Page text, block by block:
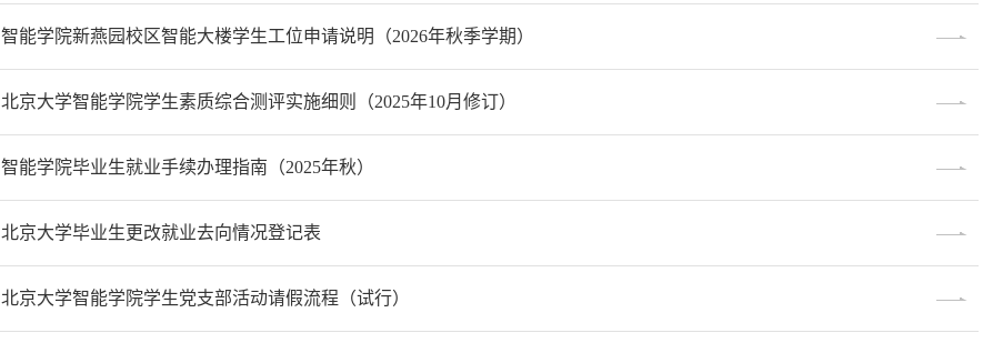
智能学院新燕园校区智能大楼学生工位申请说明（2026年秋季学期）
北京大学智能学院学生素质综合测评实施细则（2025年10月修订）
智能学院毕业生就业手续办理指南（2025年秋）
北京大学毕业生更改就业去向情况登记表
北京大学智能学院学生党支部活动请假流程（试行）